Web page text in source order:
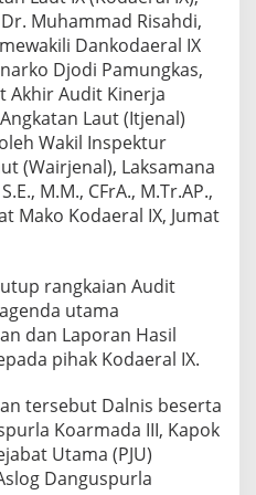
Muhammad Risahdi,
Dankodaeral IX
Djodi Pamungkas,
Akhir Audit Kinerja
Laut (Itjenal)
Wakil Inspektur
(Wairjenal), Laksamana
M.M., CFrA., M.Tr.AP.,
Mako Kodaeral IX, Jumat
rangkaian Audit
utama
dan Laporan Hasil
pihak Kodaeral IX.
tersebut Dalnis beserta
Koarmada III, Kapok
Utama (PJU)
Danguspurla